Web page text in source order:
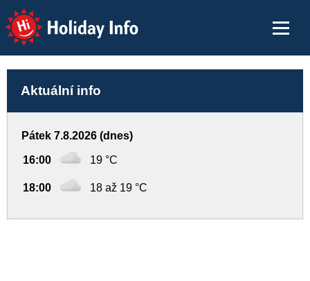
Holiday Info
Aktuální info
Pátek 7.8.2026 (dnes)
16:00 19 °C
18:00 18 až 19 °C